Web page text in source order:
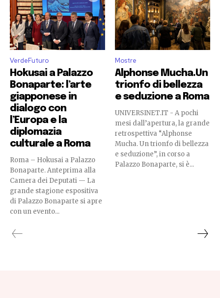
VerdeFuturo
Hokusai a Palazzo
Bonaparte: l’arte
giapponese in
dialogo con
l’Europa e la
diplomazia
culturale a Roma
Roma – Hokusai a Palazzo
Bonaparte. Anteprima alla
Camera dei Deputati — La
grande stagione espositiva
di Palazzo Bonaparte si apre
con un evento...
Mostre
Alphonse Mucha.Un
trionfo di bellezza
e seduzione a Roma
UNIVERSINET.IT - A pochi
mesi dall’apertura, la grande
retrospettiva “Alphonse
Mucha. Un trionfo di bellezza
e seduzione”, in corso a
Palazzo Bonaparte, si è...